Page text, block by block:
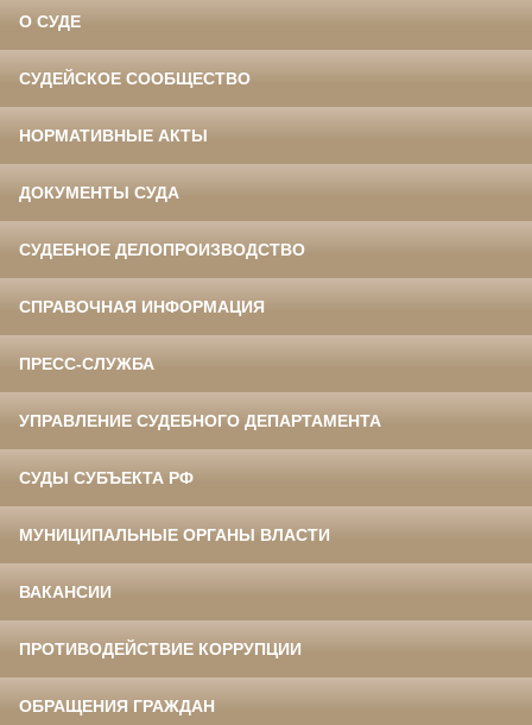
О СУДЕ
СУДЕЙСКОЕ СООБЩЕСТВО
НОРМАТИВНЫЕ АКТЫ
ДОКУМЕНТЫ СУДА
СУДЕБНОЕ ДЕЛОПРОИЗВОДСТВО
СПРАВОЧНАЯ ИНФОРМАЦИЯ
ПРЕСС-СЛУЖБА
УПРАВЛЕНИЕ СУДЕБНОГО ДЕПАРТАМЕНТА
СУДЫ СУБЪЕКТА РФ
МУНИЦИПАЛЬНЫЕ ОРГАНЫ ВЛАСТИ
ВАКАНСИИ
ПРОТИВОДЕЙСТВИЕ КОРРУПЦИИ
ОБРАЩЕНИЯ ГРАЖДАН